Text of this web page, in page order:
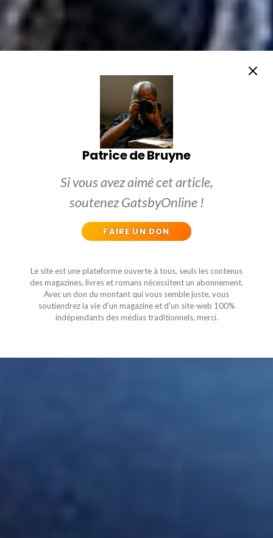
Patrice de Bruyne
Si vous avez aimé cet article,
soutenez GatsbyOnline !
FAIRE UN DON
Le site est une plateforme ouverte à tous, seuls les contenus
des magazines, livres et romans nécessitent un abonnement.
Avec un don du montant qui vous semble juste, vous
soutiendrez la vie d'un magazine et d'un site-web 100%
indépendants des médias traditionnels, merci.